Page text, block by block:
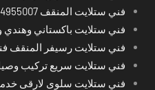
فني ستلايت المنقف 94955007
فني ستلايت باكستاني
فني ستلايت رسيفر المنقف
فني ستلايت سريع تركيب
فني ستلايت سلوى لارقى